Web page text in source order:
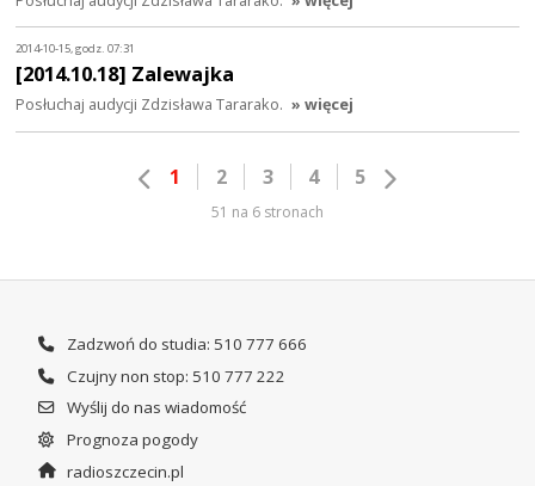
2014-10-15, godz. 07:31
[2014.10.18] Zalewajka
Posłuchaj audycji Zdzisława Tararako. » więcej
1 2 3 4 5
51 na 6 stronach
Zadzwoń do studia: 510 777 666
Czujny non stop: 510 777 222
Wyślij do nas wiadomość
Prognoza pogody
radioszczecin.pl